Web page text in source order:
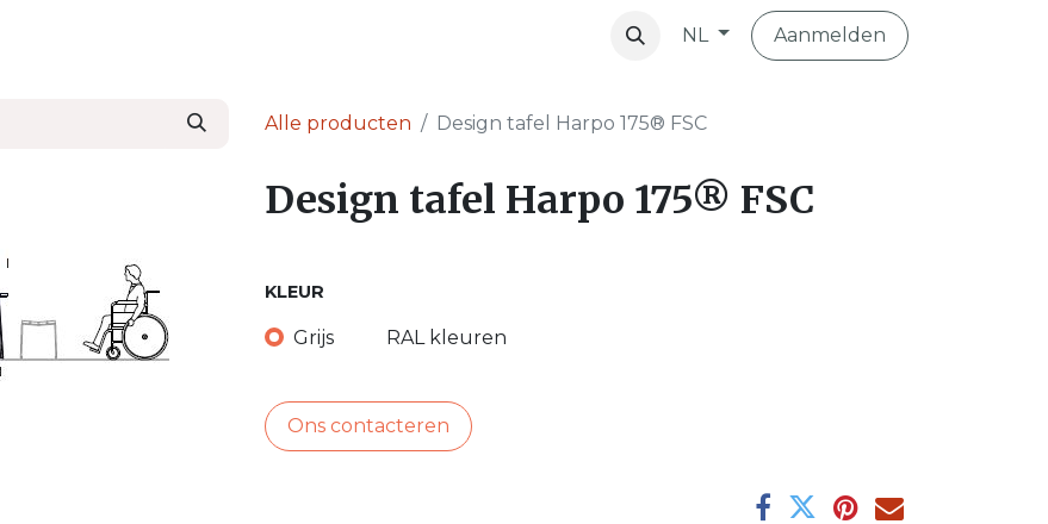
NL Aanmelden
Alle producten Design tafel Harpo 175® FSC
Design tafel Harpo 175® FSC
KLEUR
Grijs RAL kleuren
Ons contacteren